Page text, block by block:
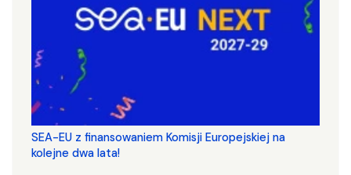
SEA-EU z finansowaniem Komisji Europejskiej na
kolejne dwa lata!